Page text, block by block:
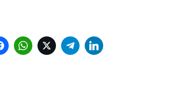
FacebookWhatsAppTwitterTelegram